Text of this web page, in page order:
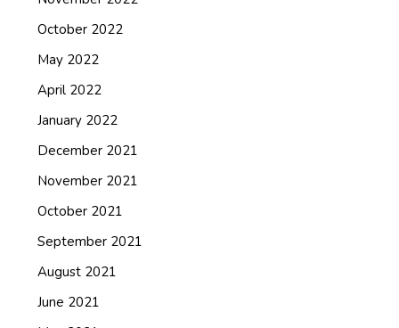
October 2022
May 2022
April 2022
January 2022
December 2021
November 2021
October 2021
September 2021
August 2021
June 2021